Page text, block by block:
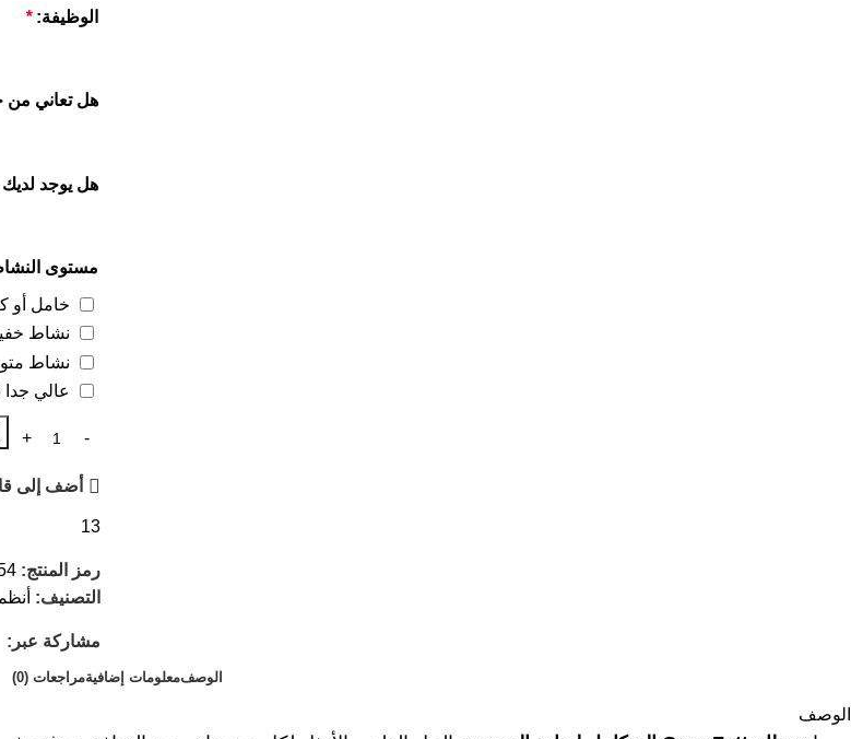
الوظيفة:*
هل تعاني من
هل يوجد
مستوى
خامل أو
نشاط خفيف 1-3 أيام في
نشاط متوسط
عالي جدا 6-7 أيام في الأسبوع
أضف إلى
13
رمز المنتج:
التصنيف:
مشاركة عبر:
الوصفمعلومات إضافيةمراجعات (0)
الوصف